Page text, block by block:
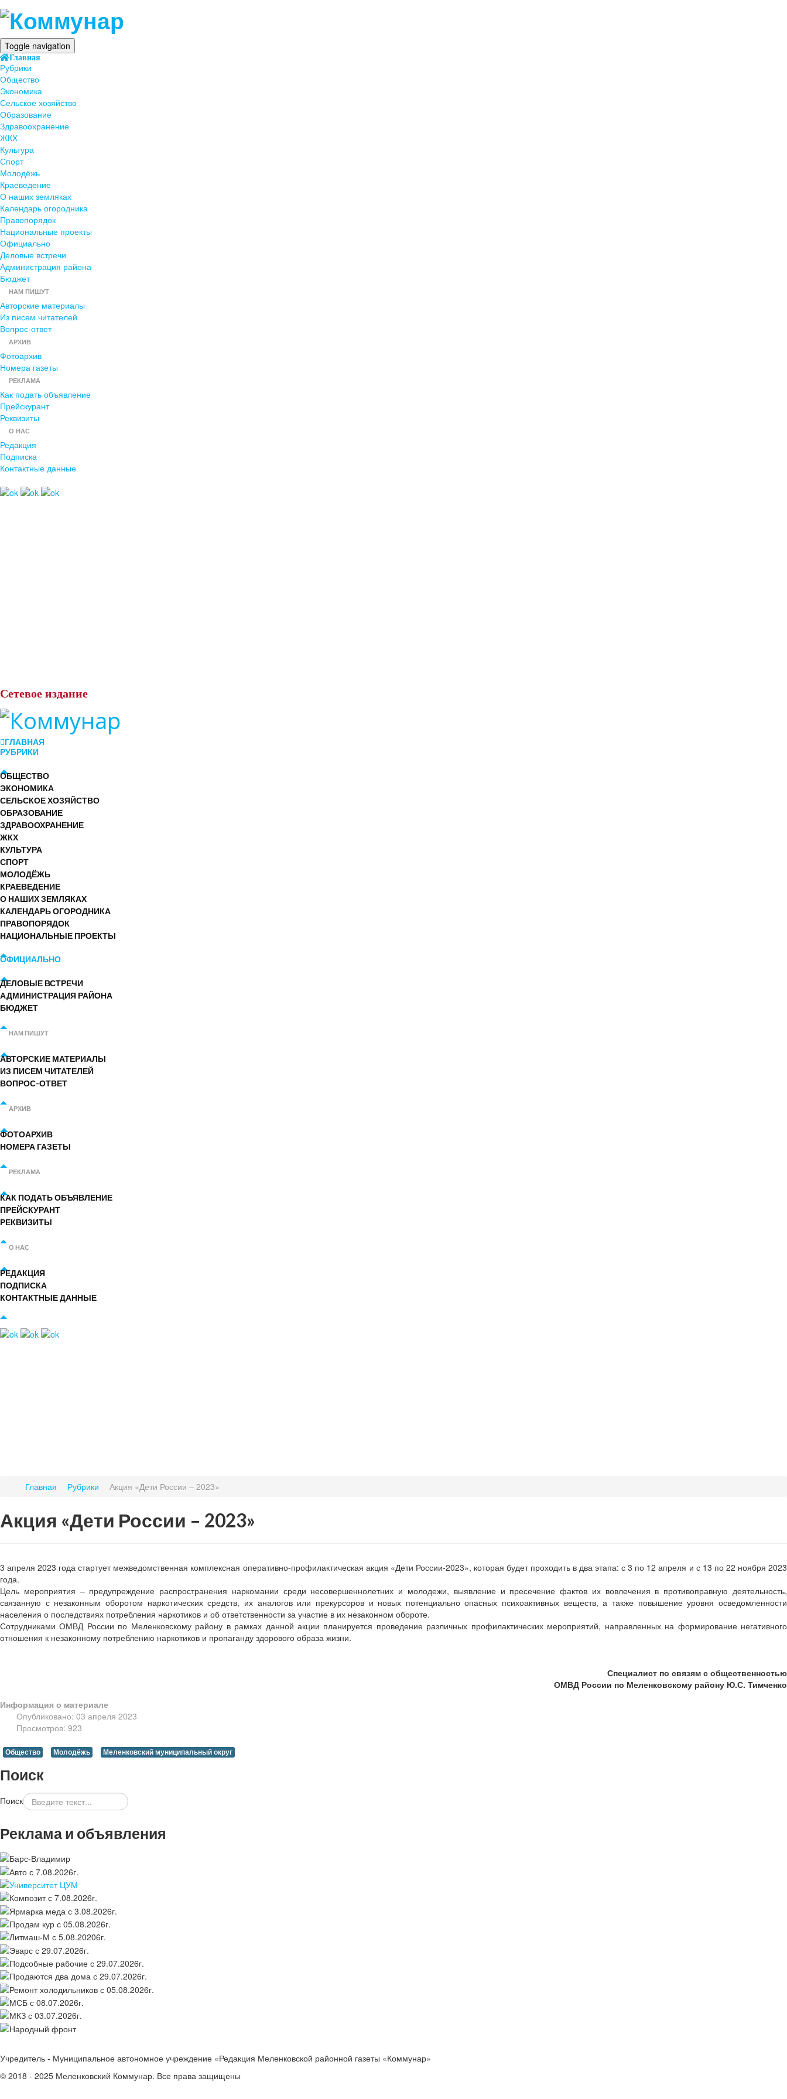
Toggle navigation
Главная
Рубрики
Общество
Экономика
Сельское хозяйство
Образование
Здравоохранение
ЖКХ
Культура
Спорт
Молодёжь
Краеведение
О наших земляках
Календарь огородника
Правопорядок
Национальные проекты
Официально
Деловые встречи
Администрация района
Бюджет
НАМ ПИШУТ
Авторские материалы
Из писем читателей
Вопрос-ответ
АРХИВ
Фотоархив
Номера газеты
РЕКЛАМА
Как подать объявление
Прейскурант
Реквизиты
О НАС
Редакция
Подписка
Контактные данные
Сетевое издание
ГЛАВНАЯ
РУБРИКИ
ОБЩЕСТВО
ЭКОНОМИКА
СЕЛЬСКОЕ ХОЗЯЙСТВО
ОБРАЗОВАНИЕ
ЗДРАВООХРАНЕНИЕ
ЖКХ
КУЛЬТУРА
СПОРТ
МОЛОДЁЖЬ
КРАЕВЕДЕНИЕ
О НАШИХ ЗЕМЛЯКАХ
КАЛЕНДАРЬ ОГОРОДНИКА
ПРАВОПОРЯДОК
НАЦИОНАЛЬНЫЕ ПРОЕКТЫ
ОФИЦИАЛЬНО
ДЕЛОВЫЕ ВСТРЕЧИ
АДМИНИСТРАЦИЯ РАЙОНА
БЮДЖЕТ
НАМ ПИШУТ
АВТОРСКИЕ МАТЕРИАЛЫ
ИЗ ПИСЕМ ЧИТАТЕЛЕЙ
ВОПРОС-ОТВЕТ
АРХИВ
ФОТОАРХИВ
НОМЕРА ГАЗЕТЫ
РЕКЛАМА
КАК ПОДАТЬ ОБЪЯВЛЕНИЕ
ПРЕЙСКУРАНТ
РЕКВИЗИТЫ
О НАС
РЕДАКЦИЯ
ПОДПИСКА
КОНТАКТНЫЕ ДАННЫЕ
Главная Рубрики Акция «Дети России – 2023»
Акция «Дети России – 2023»
3 апреля 2023 года стартует межведомственная комплексная оперативно-профилактическая акция «Дети России-2023», которая будет проходить в два этапа: с 3 по 12 апреля и с 13 по 22 ноября 2023
года.
Цель мероприятия – предупреждение распространения наркомании среди несовершеннолетних и молодежи, выявление и пресечение фактов их вовлечения в противоправную деятельность,
связанную с незаконным оборотом наркотических средств, их аналогов или прекурсоров и новых потенциально опасных психоактивных веществ, а также повышение уровня осведомленности
населения о последствиях потребления наркотиков и об ответственности за участие в их незаконном обороте.
Сотрудниками ОМВД России по Меленковскому району в рамках данной акции планируется проведение различных профилактических мероприятий, направленных на формирование негативного
отношения к незаконному потреблению наркотиков и пропаганду здорового образа жизни.
Специалист по связям с общественностью
ОМВД России по Меленковскому району Ю.С. Тимченко
Информация о материале
Опубликовано: 03 апреля 2023
Просмотров: 923
Общество Молодёжь Меленковский муниципальный округ
Поиск
Поиск
Реклама и объявления
Учредитель - Муниципальное автономное учреждение «Редакция Меленковской районной газеты «Коммунар»
© 2018 - 2025 Меленковский Коммунар. Все права защищены